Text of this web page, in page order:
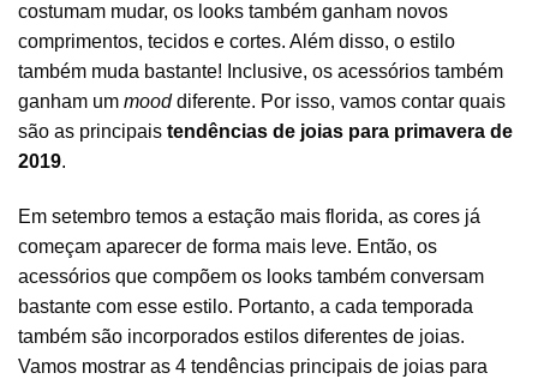
costumam mudar, os looks também ganham novos
comprimentos, tecidos e cortes. Além disso, o estilo
também muda bastante! Inclusive, os acessórios também
ganham um mooddiferente. Por isso, vamos contar quais
são as principais tendências de joias para primavera de
2019.
Em setembro temos a estação mais florida, as cores já
começam aparecer de forma mais leve. Então, os
acessórios que compõem os looks também conversam
bastante com esse estilo. Portanto, a cada temporada
também são incorporados estilos diferentes de joias.
Vamos mostrar as 4 tendências principais de joias para